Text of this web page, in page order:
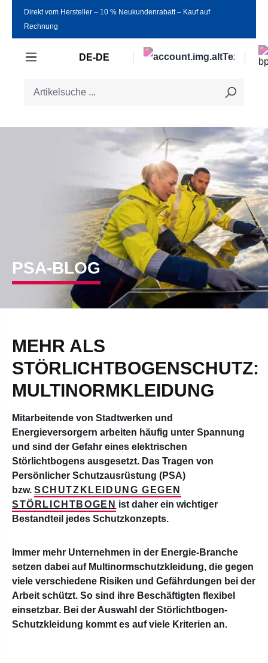
Zum Hauptinhalt springen
Direkt vom Hersteller ‒ 10 % Neukundenrabatt ‒ Kauf auf
Rechnung
DE-DE
PSA-BLOG
MEHR ALS
STÖRLICHTBOGENSCHUTZ:
MULTINORMKLEIDUNG
Mitarbeitende von Stadtwerken und
Energieversorgern arbeiten häufig unter Spannung
und sind der Gefahr eines elektrischen
Störlichtbogens ausgesetzt. Das Tragen von
Persönlicher Schutzausrüstung (PSA)
bzw. SCHUTZKLEIDUNG GEGEN
STÖRLICHTBOGEN ist daher ein wichtiger
Bestandteil jedes Schutzkonzepts.
Immer mehr Unternehmen in der Energie-Branche
setzen dabei auf Multinormschutzkleidung, die gegen
viele verschiedene Risiken und Gefährdungen bei der
Arbeit schützt. So sind ihre Beschäftigten flexibel
einsetzbar. Bei der Auswahl der Störlichtbogen-
Schutzkleidung kommt es auf viele Kriterien an.